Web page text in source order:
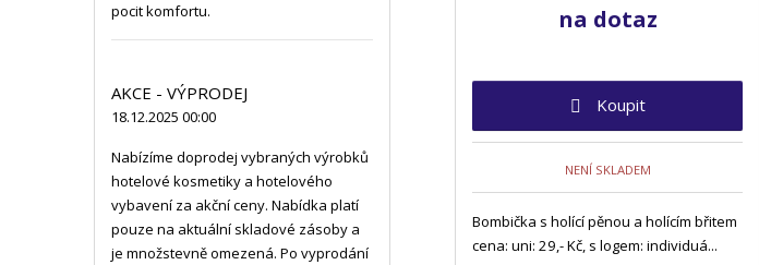
na dotaz
Koupit
NENÍ SKLADEM
Bombička s holící pěnou a holícím břitem
cena: uni: 29,- Kč, s logem: individuá...
pocit komfortu.
AKCE - VÝPRODEJ
18.12.2025 00:00
Nabízíme doprodej vybraných výrobků
hotelové kosmetiky a hotelového
vybavení za akční ceny. Nabídka platí
pouze na aktuální skladové zásoby a
je množstevně omezená. Po vyprodání